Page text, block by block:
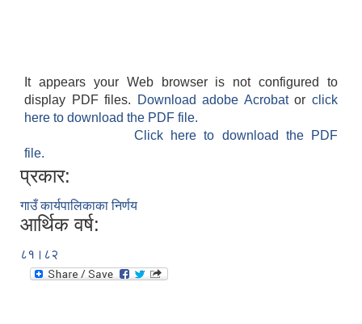
It appears your Web browser is not configured to
display PDF files.
Download adobe Acrobatorclick
here to download the PDF file.
Click here to download the PDF
file.
प्रकार:
गाउँ कार्यपालिकाका निर्णय
आर्थिक वर्ष:
८१।८२